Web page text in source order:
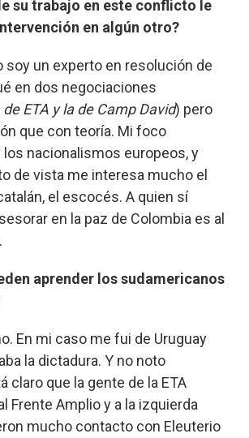
su trabajo en este conflicto le
en algún otro?
soy un experto en resolución de
en dos negociaciones
de ETA y la de Camp David) pero
que con teoría. Mi foco
nacionalismos europeos, y
de vista me interesa mucho el
el escocés. A quien sí
en la paz de Colombia es al
aprender los sudamericanos
En mi caso me fui de Uruguay
la dictadura. Y no noto
claro que la gente de la ETA
Frente Amplio y a la izquierda
mucho contacto con Eleuterio